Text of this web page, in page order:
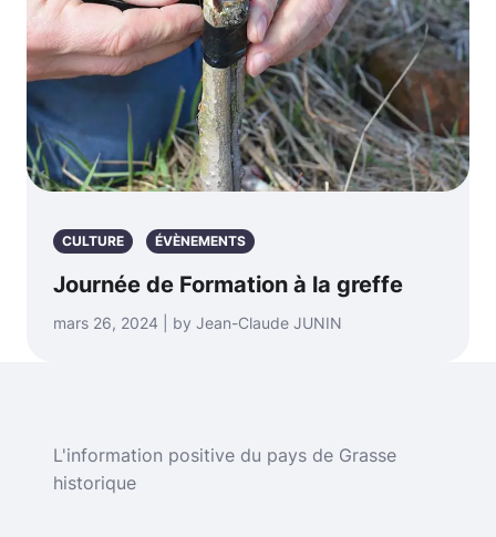
CULTURE ÉVÈNEMENTS
Journée de Formation à la greffe
mars 26, 2024 | by Jean-Claude JUNIN
L'information positive du pays de Grasse
historique